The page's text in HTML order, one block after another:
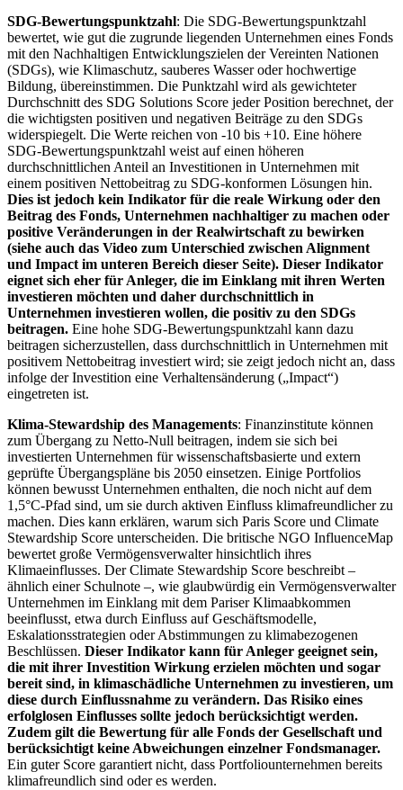
SDG-Bewertungspunktzahl: Die SDG-Bewertungspunktzahl
bewertet, wie gut die zugrunde liegenden Unternehmen eines Fonds
mit den Nachhaltigen Entwicklungszielen der Vereinten Nationen
(SDGs), wie Klimaschutz, sauberes Wasser oder hochwertige
Bildung, übereinstimmen. Die Punktzahl wird als gewichteter
Durchschnitt des SDG Solutions Score jeder Position berechnet, der
die wichtigsten positiven und negativen Beiträge zu den SDGs
widerspiegelt. Die Werte reichen von -10 bis +10. Eine höhere
SDG-Bewertungspunktzahl weist auf einen höheren
durchschnittlichen Anteil an Investitionen in Unternehmen mit
einem positiven Nettobeitrag zu SDG-konformen Lösungen hin.
Dies ist jedoch kein Indikator für die reale Wirkung oder den
Beitrag des Fonds, Unternehmen nachhaltiger zu machen oder
positive Veränderungen in der Realwirtschaft zu bewirken
(siehe auch das Video zum Unterschied zwischen Alignment
und Impact im unteren Bereich dieser Seite). Dieser Indikator
eignet sich eher für Anleger, die im Einklang mit ihren Werten
investieren möchten und daher durchschnittlich in
Unternehmen investieren wollen, die positiv zu den SDGs
beitragen. Eine hohe SDG-Bewertungspunktzahl kann dazu
beitragen sicherzustellen, dass durchschnittlich in Unternehmen mit
positivem Nettobeitrag investiert wird; sie zeigt jedoch nicht an, dass
infolge der Investition eine Verhaltensänderung („Impact“)
eingetreten ist.
Klima-Stewardship des Managements: Finanzinstitute können
zum Übergang zu Netto-Null beitragen, indem sie sich bei
investierten Unternehmen für wissenschaftsbasierte und extern
geprüfte Übergangspläne bis 2050 einsetzen. Einige Portfolios
können bewusst Unternehmen enthalten, die noch nicht auf dem
1,5°C-Pfad sind, um sie durch aktiven Einfluss klimafreundlicher zu
machen. Dies kann erklären, warum sich Paris Score und Climate
Stewardship Score unterscheiden. Die britische NGO InfluenceMap
bewertet große Vermögensverwalter hinsichtlich ihres
Klimaeinflusses. Der Climate Stewardship Score beschreibt –
ähnlich einer Schulnote –, wie glaubwürdig ein Vermögensverwalter
Unternehmen im Einklang mit dem Pariser Klimaabkommen
beeinflusst, etwa durch Einfluss auf Geschäftsmodelle,
Eskalationsstrategien oder Abstimmungen zu klimabezogenen
Beschlüssen. Dieser Indikator kann für Anleger geeignet sein,
die mit ihrer Investition Wirkung erzielen möchten und sogar
bereit sind, in klimaschädliche Unternehmen zu investieren, um
diese durch Einflussnahme zu verändern. Das Risiko eines
erfolglosen Einflusses sollte jedoch berücksichtigt werden.
Zudem gilt die Bewertung für alle Fonds der Gesellschaft und
berücksichtigt keine Abweichungen einzelner Fondsmanager.
Ein guter Score garantiert nicht, dass Portfoliounternehmen bereits
klimafreundlich sind oder es werden.